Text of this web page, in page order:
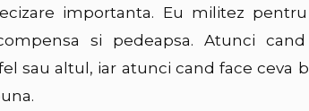
importanta. Eu militez
si pedeapsa. Atunci
sau altul, iar atunci cand face ceva